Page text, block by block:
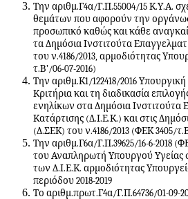
Την αριθμ.Γ4α/Γ.Π.55004/15 Κ.Υ.Α.
θεμάτων που αφορούν την
προσωπικό καθώς και κάθε
τα Δημόσια Ινστιτούτα
του ν.4186/2013, αρμοδιότητας
τ.Β’/06-07-2016)
Την αριθμ.Κ1/122418/2016
Κριτήρια και τη διαδικασία
ενηλίκων στα Δημόσια Ινστιτούτα
Κατάρτισης (Δ.Ι.Ε.Κ.) και στις
(Δ.ΣΕΚ) του ν.4186/2013 (ΦΕΚ 3405/
Την αριθμ.Γ6α/Γ.Π.39625/16-6-2018
του Αναπληρωτή Υπουργού Υγείας
των Δ.Ι.Ε.Κ. αρμοδιότητας
περιόδου 2018-2019
Το αριθμ.πρωτ.Γ4α/Γ.Π.64736/01-09-